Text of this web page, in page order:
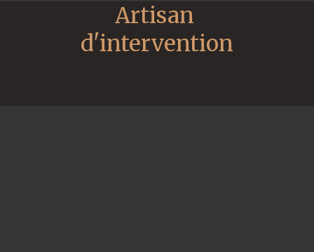
Artisan
d'intervention